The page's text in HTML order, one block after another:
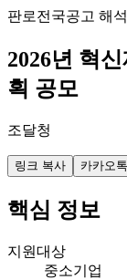
판로전국공고 해
2026년 혁
획 공모
조달청
링크 복사 카카오
핵심 정보
지원대상
중소기업